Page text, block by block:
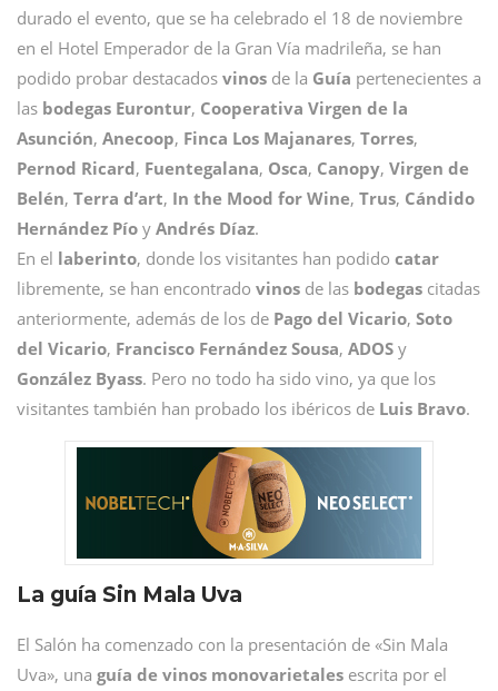
durado el evento, que se ha celebrado el 18 de noviembre
en el Hotel Emperador de la Gran Vía madrileña, se han
podido probar destacados vinos de la Guía pertenecientes a
las bodegas Eurontur, Cooperativa Virgen de la
Asunción, Anecoop, Finca Los Majanares, Torres,
Pernod Ricard, Fuentegalana, Osca, Canopy, Virgen de
Belén, Terra d’art, In the Mood for Wine, Trus, Cándido
Hernández Pío y Andrés Díaz.
En el laberinto, donde los visitantes han podido catar
libremente, se han encontrado vinos de las bodegas citadas
anteriormente, además de los de Pago del Vicario, Soto
del Vicario, Francisco Fernández Sousa, ADOS y
González Byass. Pero no todo ha sido vino, ya que los
visitantes también han probado los ibéricos de Luis Bravo.
La guía Sin Mala Uva
El Salón ha comenzado con la presentación de «Sin Mala
Uva», una guía de vinos monovarietales escrita por el